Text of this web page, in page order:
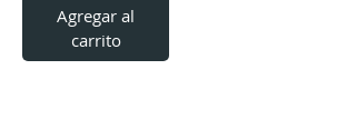
Agregar al
carrito